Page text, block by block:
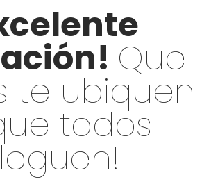
Que
te ubiquen
todos